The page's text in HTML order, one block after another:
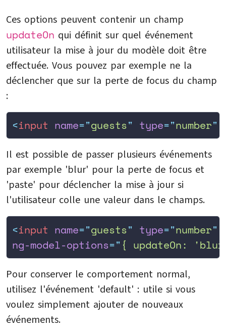
Ces options peuvent contenir un champ
updateOn qui définit sur quel événement
utilisateur la mise à jour du modèle doit être
effectuée. Vous pouvez par exemple ne la
déclencher que sur la perte de focus du champ
:
<input name="guests" type="number"
Il est possible de passer plusieurs événements
par exemple 'blur' pour la perte de focus et
'paste' pour déclencher la mise à jour si
l'utilisateur colle une valeur dans le champs.
<input name="guests" type="number"
ng-model-options=" { updateOn:
Pour conserver le comportement normal,
utilisez l'événement 'default' : utile si vous
voulez simplement ajouter de nouveaux
événements.